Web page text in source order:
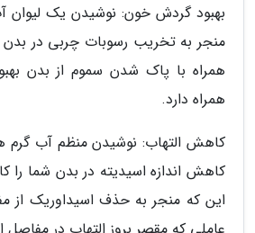
بهبود گردش خون: نوشیدن یک لیوان
منجر به تخریب رسوبات چربی در بدن
همراه با پاک شدن سموم از بدن
همراه دارد.
کاهش التهاب: نوشیدن منظم آب گرم
کاهش اندازه اسیدیته در بدن شما
این که منجر به حذف اسیداوریک از